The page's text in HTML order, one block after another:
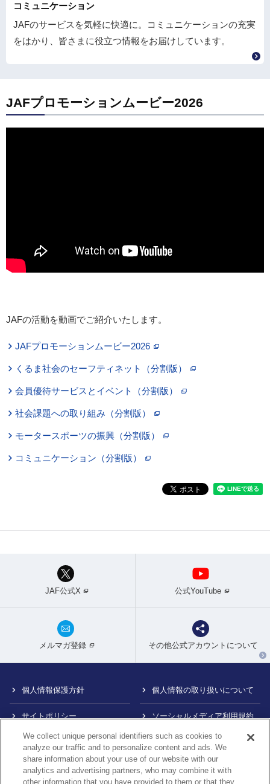
コミュニケーション
JAFのサービスを気軽に快適に。コミュニケーションの充実
をはかり、皆さまに役立つ情報をお届けしています。
JAFプロモーションムービー2026
JAFの活動を動画でご紹介いたします。
JAFプロモーションムービー2026
くるま社会のセーフティネット（分割版）
会員優待サービスとイベント（分割版）
社会課題への取り組み（分割版）
モータースポーツの振興（分割版）
コミュニケーション（分割版）
JAF公式X 公式YouTube
メルマガ登録 その他公式アカウントについて
個人情報保護方針 個人情報の取り扱いについて
サイトポリシー ソーシャルメディア利用規約
特定商取引法に基づく表示 情報提供終了のお知らせ
Do Not Sell or Share My
Personal Information
カスタマーハラスメント対応
について
We collect unique personal identifiers such as cookies to
analyze our traffic and to personalize content and ads. We
share information about your use of our website with our
analytics and advertising partners, who may combine it with
other information that you have provided to them or that they